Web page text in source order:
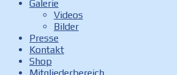
Galerie
Videos
Bilder
Presse
Kontakt
Shop
Mitgliederbereich